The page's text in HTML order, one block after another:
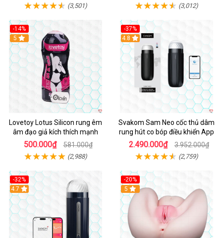
(3,501) (3,012)
-14%
Hot
5
Lovetoy Lotus Silicon rung êm
âm đạo giả kích thích mạnh
500.000₫ 581.000₫
(2,988)
-37%
4.8
Svakom Sam Neo cốc thủ dâm
rung hút co bóp điều khiển App
2.490.000₫ 3.952.000₫
(2,759)
-32%
Hot
4.7
-20%
Hot
5